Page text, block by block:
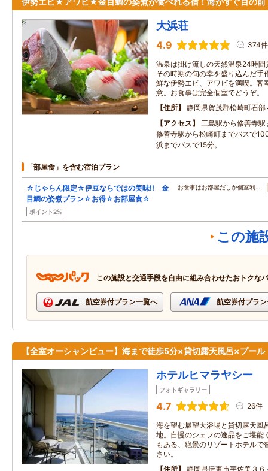
大浜荘
4.9 374件
温泉は掛け流しの天然温泉24時
その時期の旬の幸を盛り込んだ手
鮮な伊勢エビ、アワビを満喫。客
意。お食事は完全個室でどうぞ。
住所
静岡県賀茂郡松崎町石部
アクセス
三島駅から修善寺
修善寺駅から松崎町までバスで
浜までバスで15分。
「部屋食」を含む宿泊プラン
☆じゃらん限定☆伊豆ならではの美味!! 金
目鯛の姿煮プラン☆お得☆お部屋食☆
ポイント2%
お食事はお部屋だしか個室利…
この施
この施設と交通手段を自由に組み合わせたおトクな
航空券付プラン一覧へ 航空券付プラ
【全室オーシャンビュー】海まで徒歩5分×貸切露天風呂×プール
ホテルヒマラヤシー
フォトギャラリー
4.7 26件
海を望む展望大浴場と貸切露天風
地。自慢のシェフの逸品をご堪能
もある、絶景のリゾートホテルで
さい。
住所
静岡県伊東市宇佐美３６